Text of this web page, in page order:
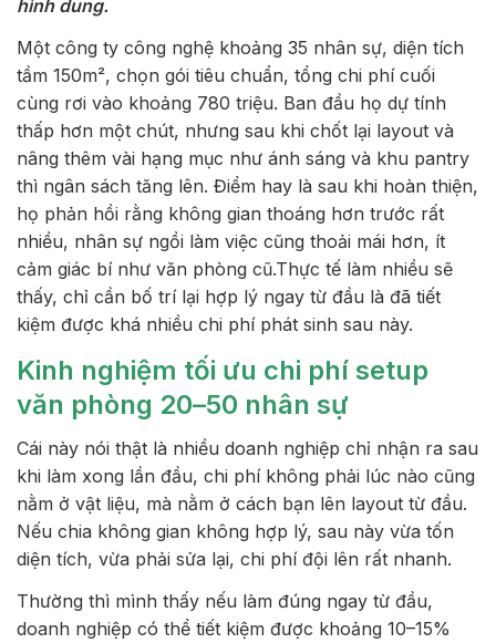
hình dung.
Một công ty công nghệ khoảng 35 nhân sự, diện tích
tầm 150m², chọn gói tiêu chuẩn, tổng chi phí cuối
cùng rơi vào khoảng 780 triệu. Ban đầu họ dự tính
thấp hơn một chút, nhưng sau khi chốt lại layout và
nâng thêm vài hạng mục như ánh sáng và khu pantry
thì ngân sách tăng lên. Điểm hay là sau khi hoàn thiện,
họ phản hồi rằng không gian thoáng hơn trước rất
nhiều, nhân sự ngồi làm việc cũng thoải mái hơn, ít
cảm giác bí như văn phòng cũ.Thực tế làm nhiều sẽ
thấy, chỉ cần bố trí lại hợp lý ngay từ đầu là đã tiết
kiệm được khá nhiều chi phí phát sinh sau này.
Kinh nghiệm tối ưu chi phí setup
văn phòng 20–50 nhân sự
Cái này nói thật là nhiều doanh nghiệp chỉ nhận ra sau
khi làm xong lần đầu, chi phí không phải lúc nào cũng
nằm ở vật liệu, mà nằm ở cách bạn lên layout từ đầu.
Nếu chia không gian không hợp lý, sau này vừa tốn
diện tích, vừa phải sửa lại, chi phí đội lên rất nhanh.
Thường thì mình thấy nếu làm đúng ngay từ đầu,
doanh nghiệp có thể tiết kiệm được khoảng 10–15%